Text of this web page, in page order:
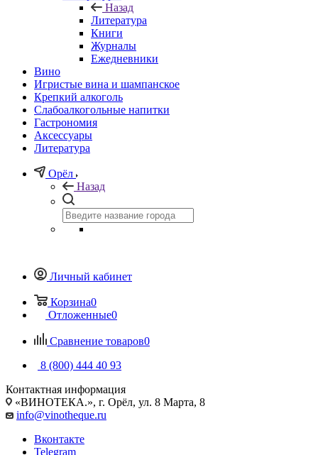
Назад
Литература
Книги
Журналы
Ежедневники
Вино
Игристые вина и шампанское
Крепкий алкоголь
Слабоалкогольные напитки
Гастрономия
Аксессуары
Литература
Орёл
Назад
Личный кабинет
Корзина0
Отложенные0
Сравнение товаров0
8 (800) 444 40 93
Контактная информация
«ВИНОТЕКА.», г. Орёл, ул. 8 Марта, 8
info@vinotheque.ru
Вконтакте
Telegram